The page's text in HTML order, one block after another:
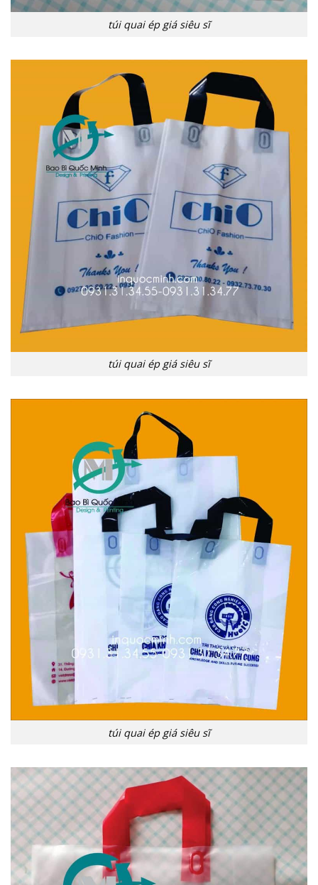
túi quai ép giá siêu sĩ
túi quai ép giá siêu sĩ
túi quai ép giá siêu sĩ